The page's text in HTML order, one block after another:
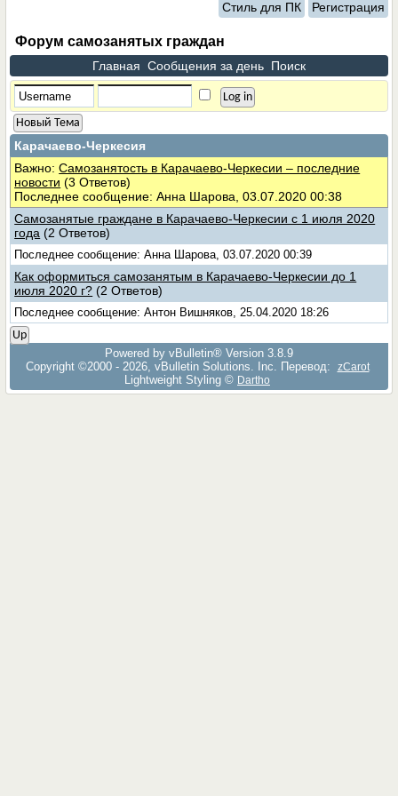
Стиль для ПК Регистрация
Форум самозанятых граждан
Главная Сообщения за день Поиск
Новый Тема
Карачаево-Черкесия
Важно:Самозанятость в Карачаево-Черкесии – последние
новости (3 Ответов)
Последнее сообщение: Анна Шарова, 03.07.2020 00:38
Самозанятые граждане в Карачаево-Черкесии с 1 июля 2020
года (2 Ответов)
Последнее сообщение: Анна Шарова, 03.07.2020 00:39
Как оформиться самозанятым в Карачаево-Черкесии до 1
июля 2020 г? (2 Ответов)
Последнее сообщение: Антон Вишняков, 25.04.2020 18:26
Up
Powered by vBulletin® Version 3.8.9
Copyright ©2000 - 2026, vBulletin Solutions, Inc. Перевод:
zCarot
Lightweight Styling © Dartho